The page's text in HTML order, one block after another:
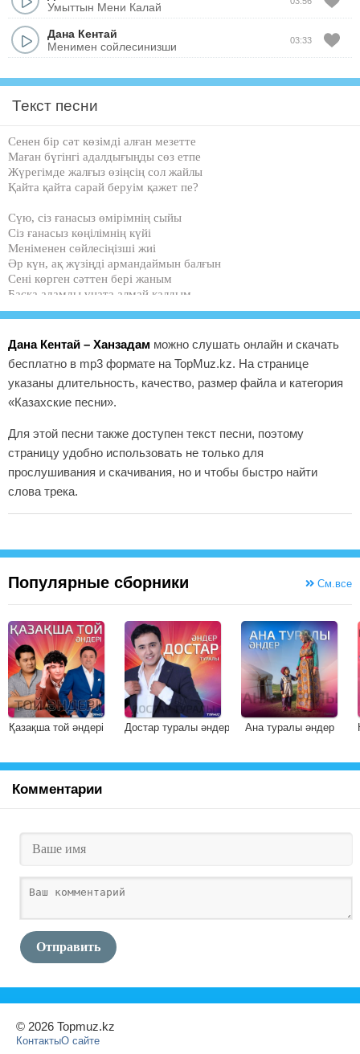
Умыттын Мени Калай
Дана Кентай
Менимен сойлесинизши
03:33
Текст песни
Сенен бір сәт көзімді алған мезетте
Маған бүгінгі адалдығыңды сөз етпе
Жүрегімде жалғыз өзіңсің сол жайлы
Қайта қайта сарай беруім қажет пе?
Сүю, сіз ғанасыз өмірімнің сыйы
Сіз ғанасыз көңілімнің күйі
Меніменен сөйлесіңізші жиі
Әр күн, ақ жүзіңді армандаймын балғын
Сені көрген сәттен бері жаным
Басқа адамды ұната алмай қалдым
Екеуміз бақытқа лайықты жандар екенбіз
Махаббаттай айықпас дертке шалдыққан
Әр сөзіңіз кем емес маған жарлықтан
Маған ғана көңіл бөлсе екен деймін де
Сүю, сіз ғанасыз өмірімнің сыйы
Сіз ғанасыз көңілімнің күйі
Меніменен сөйлесіңізші жиі
Әр күн, ақ жүзіңді аймаласам балғын
Екеуміз бақытқа лайықты жандар екенбіз
Дана Кентай – Ханзадам можно слушать онлайн и скачать
бесплатно в mp3 формате на TopMuz.kz. На странице
указаны длительность, качество, размер файла и категория
«Казахские песни».
Для этой песни также доступен текст песни, поэтому
страницу удобно использовать не только для
прослушивания и скачивания, но и чтобы быстро найти
слова трека.
Популярные сборники См.все
Қазақша той әндері Достар туралы әндер Ана туралы әндер
Комментарии
Отправить
© 2026 Topmuz.kz
КонтактыО сайте